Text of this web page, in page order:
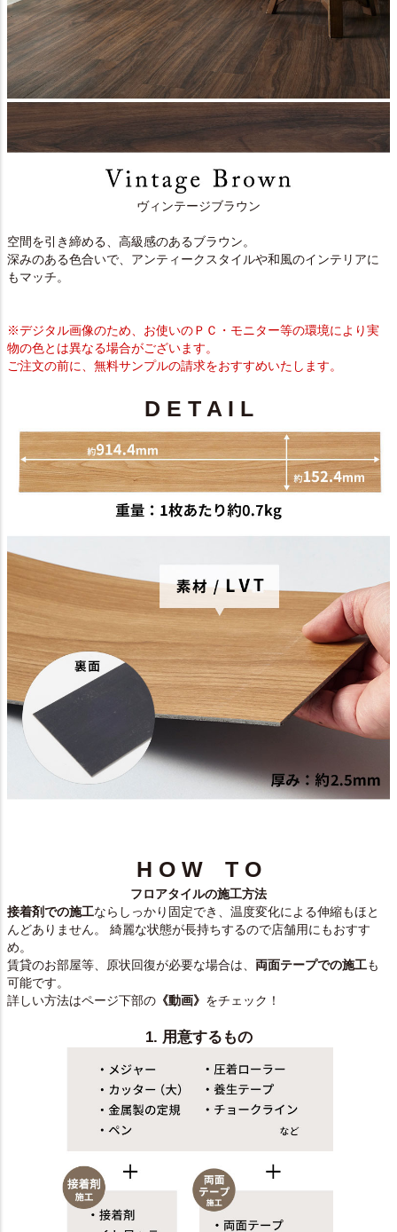
ヴィンテージブラウン
空間を引き締める、高級感のあるブラウン。
深みのある色合いで、アンティークスタイルや和風のインテリアに
もマッチ。
※デジタル画像のため、お使いのＰＣ・モニター等の環境により実
物の色とは異なる場合がございます。
ご注文の前に、無料サンプルの請求をおすすめいたします。
D E T A I L
H O W T O
フロアタイルの施工方法
接着剤での施工ならしっかり固定でき、温度変化による伸縮もほと
んどありません。 綺麗な状態が長持ちするので店舗用にもおすす
め。
賃貸のお部屋等、原状回復が必要な場合は、 両面テープでの施工も
可能です。
詳しい方法はページ下部の 《動画》 をチェック！
1. 用意するもの